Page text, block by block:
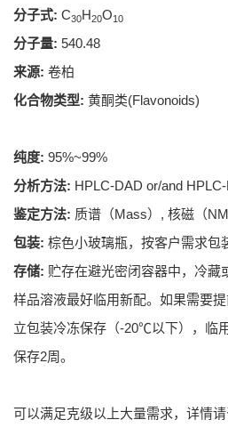
分子式: C30H20O10
分子量: 540.48
来源: 卷柏
化合物类型: 黄酮类(Flavonoids)
纯度: 95%~99%
分析方法: HPLC-DAD or/and
鉴定方法: 质谱（Mass）, 核磁（
包装: 棕色小玻璃瓶，按客户需求包
存储: 贮存在避光密闭容器中，冷藏
样品溶液最好临用新配。如果需要
立包装冷冻保存（-20℃以下），临
保存2周。
可以满足克级以上大量需求，详情请